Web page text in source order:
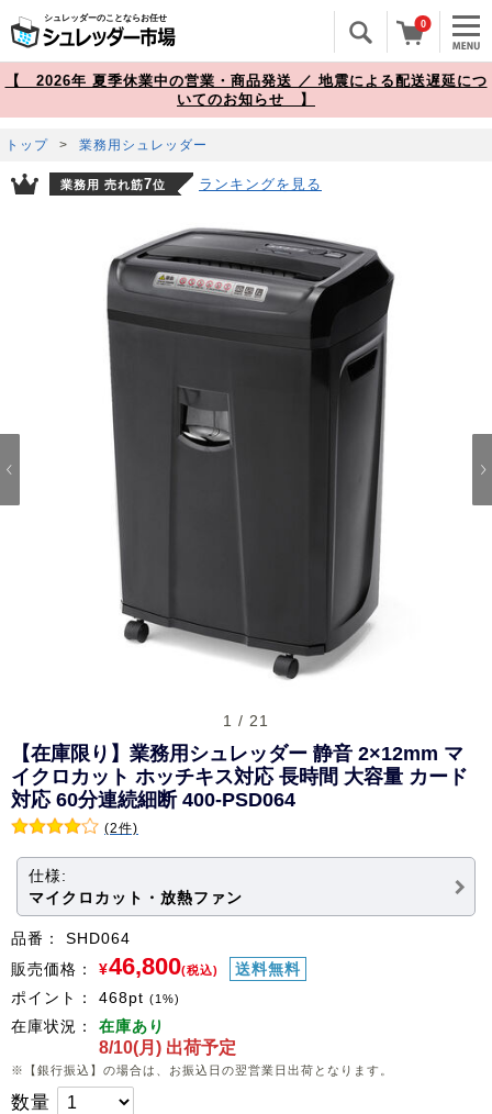
シュレッダーのことならお任せ
0
【 2026年 夏季休業中の営業・商品発送 ／ 地震による配送遅延につ
いてのお知らせ 】
トップ > 業務用シュレッダー
業務用 売れ筋7位 ランキングを見る
1 / 21
【在庫限り】業務用シュレッダー 静音 2×12mm マ
イクロカット ホッチキス対応 長時間 大容量 カード
対応 60分連続細断 400-PSD064
(2件)
仕様:
マイクロカット・放熱ファン
品番：
SHD064
販売価格：
¥46,800(税込)
送料無料
ポイント：
468pt (1%)
在庫状況： 在庫あり
8/10(月) 出荷予定
※【銀行振込】の場合は、お振込日の翌営業日出荷となります。
数量